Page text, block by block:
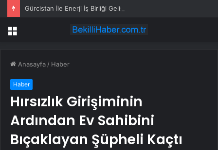
Gürcistan İle Enerji İş Birliği Gelişiyor
Menü
Anasayfa / Haber
Haber
Hırsızlık Girişiminin
Ardından Ev Sahibini
Bıçaklayan Şüpheli Kaçtı